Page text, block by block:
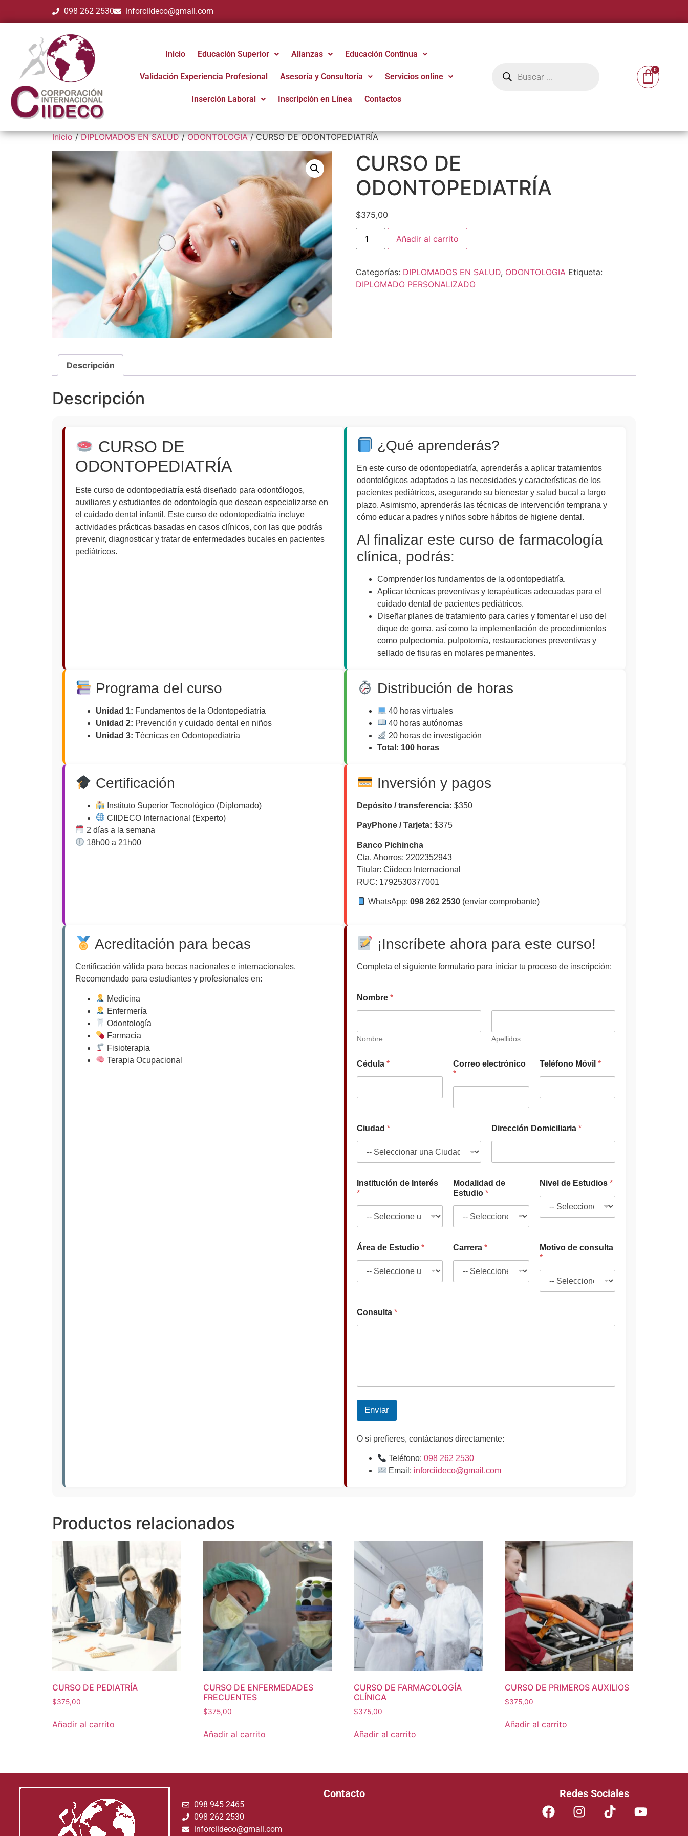
098 262 2530 inforciideco@gmail.com
Inicio Educación Superior Alianzas Educación Continua
Validación Experiencia Profesional Asesoría y Consultoría Servicios online
Inserción Laboral Inscripción en Línea Contactos
Inicio/DIPLOMADOS EN SALUD/ODONTOLOGIA/ CURSO DE ODONTOPEDIATRÍA
CURSO DE
ODONTOPEDIATRÍA
$375,00
Añadir al carrito
Categorías: DIPLOMADOS EN SALUD, ODONTOLOGIA Etiqueta:
DIPLOMADO PERSONALIZADO
Descripción
Descripción
CURSO DE
ODONTOPEDIATRÍA
Este curso de odontopediatría está diseñado para odontólogos,
auxiliares y estudiantes de odontología que desean especializarse en
el cuidado dental infantil. Este curso de odontopediatría incluye
actividades prácticas basadas en casos clínicos, con las que podrás
prevenir, diagnosticar y tratar de enfermedades bucales en pacientes
pediátricos.
¿Qué aprenderás?
En este curso de odontopediatría, aprenderás a aplicar tratamientos
odontológicos adaptados a las necesidades y características de los
pacientes pediátricos, asegurando su bienestar y salud bucal a largo
plazo. Asimismo, aprenderás las técnicas de intervención temprana y
cómo educar a padres y niños sobre hábitos de higiene dental.
Al finalizar este curso de farmacología
clínica, podrás:
Comprender los fundamentos de la odontopediatría.
Aplicar técnicas preventivas y terapéuticas adecuadas para el
cuidado dental de pacientes pediátricos.
Diseñar planes de tratamiento para caries y fomentar el uso del
dique de goma, así como la implementación de procedimientos
como pulpectomía, pulpotomía, restauraciones preventivas y
sellado de fisuras en molares permanentes.
Programa del curso
Unidad 1: Fundamentos de la Odontopediatría
Unidad 2: Prevención y cuidado dental en niños
Unidad 3: Técnicas en Odontopediatría
Distribución de horas
40 horas virtuales
40 horas autónomas
20 horas de investigación
Total: 100 horas
Certificación
Instituto Superior Tecnológico (Diplomado)
CIIDECO Internacional (Experto)
2 días a la semana
18h00 a 21h00
Inversión y pagos
Depósito / transferencia: $350
PayPhone / Tarjeta: $375
Banco Pichincha
Cta. Ahorros: 2202352943
Titular: Ciideco Internacional
RUC: 1792530377001
WhatsApp:098 262 2530 (enviar comprobante)
Acreditación para becas
Certificación válida para becas nacionales e internacionales.
Recomendado para estudiantes y profesionales en:
Medicina
Enfermería
Odontología
Farmacia
Fisioterapia
Terapia Ocupacional
¡Inscríbete ahora para este curso!
Completa el siguiente formulario para iniciar tu proceso de inscripción:
Nombre *
Nombre Apellidos
n
t
r
C
é
d
l
N
o
Cédula *
Correo electrónico
*
Teléfono Móvil *
Ciudad * Dirección Domiciliaria *
Institución de Interés
*
Modalidad de
Estudio*
Nivel de Estudios *
Área de Estudio * Carrera*
Motivo de consulta
*
Consulta *
Enviar
O si prefieres, contáctanos directamente:
Teléfono:098 262 2530
Email: inforciideco@gmail.com
Productos relacionados
CURSO DE PEDIATRÍA
$375,00
Añadir al carrito
CURSO DE ENFERMEDADES
FRECUENTES
$375,00
Añadir al carrito
CURSO DE FARMACOLOGÍA
CLÍNICA
$375,00
Añadir al carrito
CURSO DE PRIMEROS AUXILIOS
$375,00
Añadir al carrito
Contacto
098 945 2465
098 262 2530
inforciideco@gmail.com
Redes Sociales